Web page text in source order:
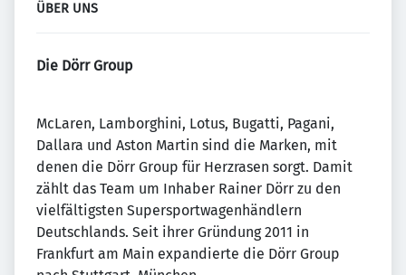
ÜBER UNS
Die Dörr Group
McLaren, Lamborghini, Lotus, Bugatti, Pagani,
Dallara und Aston Martin sind die Marken, mit
denen die Dörr Group für Herzrasen sorgt. Damit
zählt das Team um Inhaber Rainer Dörr zu den
vielfältigsten Supersportwagenhändlern
Deutschlands. Seit ihrer Gründung 2011 in
Frankfurt am Main expandierte die Dörr Group